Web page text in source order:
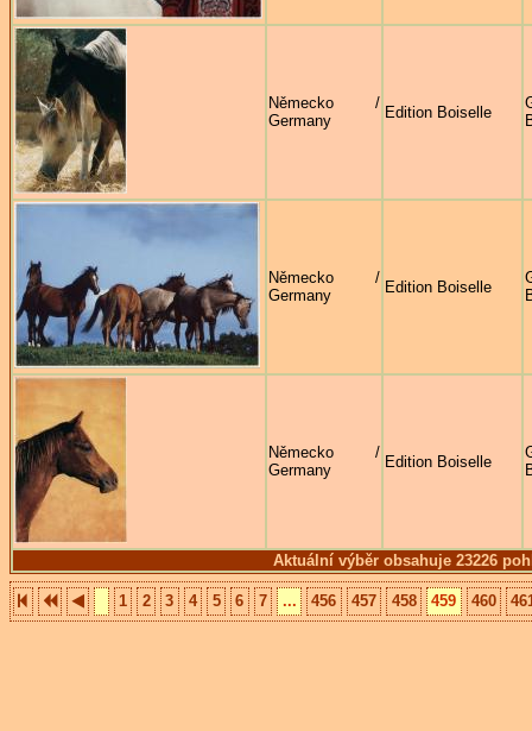
Aktuální výběr obsahuje 23226
Německo /
Germany
Edition Boiselle
Německo /
Germany
Edition Boiselle
Německo /
Germany
Edition Boiselle
1 2 3 4 5 6 7 ... 456 457 458 459 460